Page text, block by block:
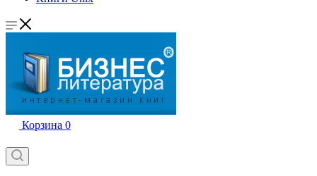
Корзина 0